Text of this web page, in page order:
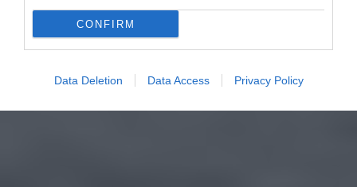
CONFIRM
Data Deletion Data Access Privacy Policy